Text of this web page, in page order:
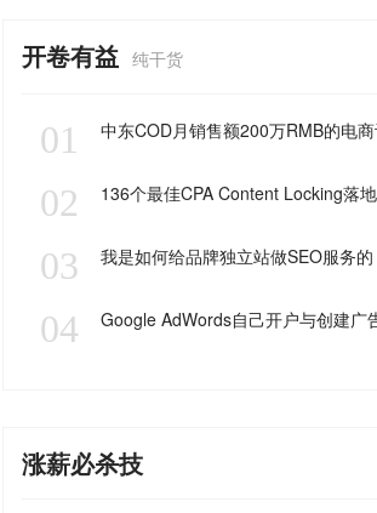
开卷有益 纯干货
01 中东COD月销售额200万RMB的电
02 136个最佳CPA Content Locking落
03 我是如何给品牌独立站做SEO服务的
04 Google AdWords自己开户与创建广
涨薪必杀技